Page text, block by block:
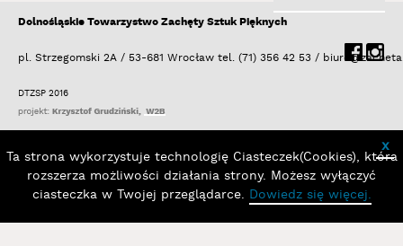
Dolnośląskie Towarzystwo Zachęty Sztuk Pięknych
pl. Strzegomski 2A / 53-681 Wrocław tel. (71) 356 42 53 /
DTZSP 2016
x
Ta strona wykorzystuje technologię Ciasteczek(Cookies), która
rozszerza możliwości działania strony. Możesz wyłączyć
ciasteczka w Twojej przeglądarce. Dowiedz się więcej.